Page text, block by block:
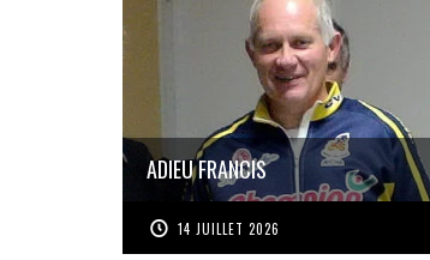
ADIEU FRANCIS
14 JUILLET 2026